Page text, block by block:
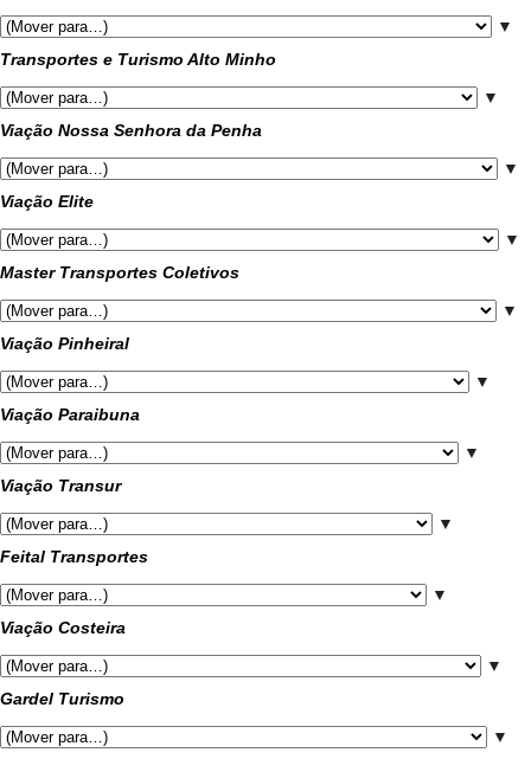
▼
Transportes e Turismo Alto Minho
▼
Viação Nossa Senhora da Penha
▼
Viação Elite
▼
Master Transportes Coletivos
▼
Viação Pinheiral
▼
Viação Paraibuna
▼
Viação Transur
▼
Feital Transportes
▼
Viação Costeira
▼
Gardel Turismo
▼